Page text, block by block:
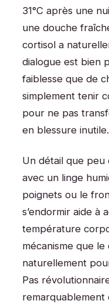
31°C après une
une douche
cortisol a
dialogue est bien
faiblesse que de
simplement tenir
pour ne pas
en blessure inutile.
Un détail que peu
avec un linge
poignets ou le
s’endormir aide à
température
mécanisme que
naturellement
Pas